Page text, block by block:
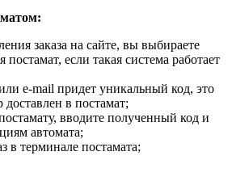
заказа на сайте, вы выбираете
постамат, если такая система работает
e-mail придет уникальный код, это
доставлен в постамат;
вводите полученный код и
автомата;
в терминале постамата;